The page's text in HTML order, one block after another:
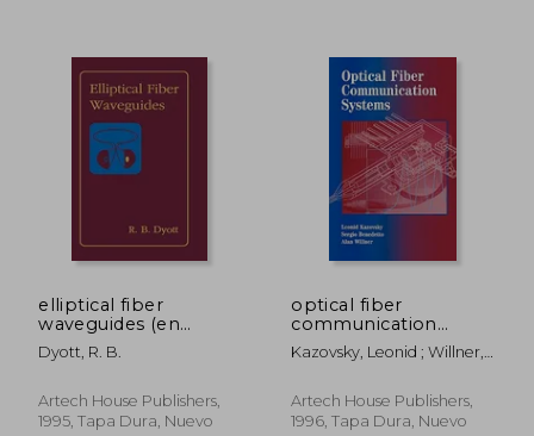
40%
dcto.
45%
dcto.
elliptical fiber
waveguides (en
Inglés)
Dyott, R. B.
Artech House Publishers,
1995, Tapa Dura, Nuevo
optical fiber
communication
systems (en Inglés)
Kazovsky, Leonid ; Willner,
Artech House Publishers,
1996, Tapa Dura, Nuevo